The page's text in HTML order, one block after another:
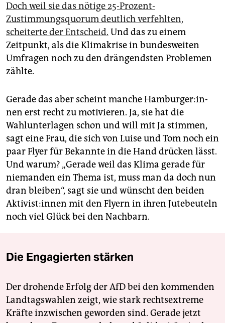
Doch weil sie das nötige 25-Prozent-
Zustimmungsquorum deutlich verfehlten,
scheiterte der Entscheid. Und das zu einem
Zeitpunkt, als die Klimakrise in bundesweiten
Umfragen noch zu den drängendsten Problemen
zählte.
Gerade das aber scheint manche Ham­bur­ge­r:in­
nen erst recht zu motivieren. Ja, sie hat die
Wahlunterlagen schon und will mit Ja stimmen,
sagt eine Frau, die sich von Luise und Tom noch ein
paar Flyer für Bekannte in die Hand drücken lässt.
Und warum? „Gerade weil das Klima gerade für
niemanden ein Thema ist, muss man da doch nun
dran bleiben“, sagt sie und wünscht den beiden
Ak­ti­vis­t:in­nen mit den Flyern in ihren Jutebeuteln
noch viel Glück bei den Nachbarn.
Die Engagierten stärken
Der drohende Erfolg der AfD bei den kommenden
Landtagswahlen zeigt, wie stark rechtsextreme
Kräfte inzwischen geworden sind. Gerade jetzt